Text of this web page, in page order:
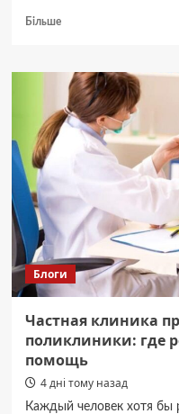
БільшеДокладніше
дерева
та
асортимент
плакучі,
шаровидні
дерева
Блоги
Частная клиника
поликлиники: где
помощь
4 дні тому назад
Каждый человек хотя бы